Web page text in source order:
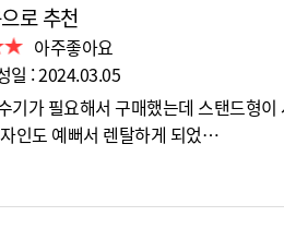
로 추천
아주좋아요
일 : 2024.03.05
기가 필요해서 구매했는데 스탠드형이
인도 예뻐서 렌탈하게 되었…